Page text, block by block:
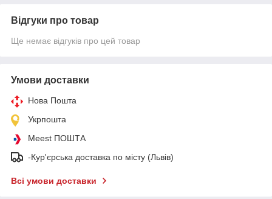
Відгуки про товар
Ще немає відгуків про цей товар
Умови доставки
Нова Пошта
Укрпошта
Meest ПОШТА
-Кур'єрська доставка по місту (Львів)
Всі умови доставки